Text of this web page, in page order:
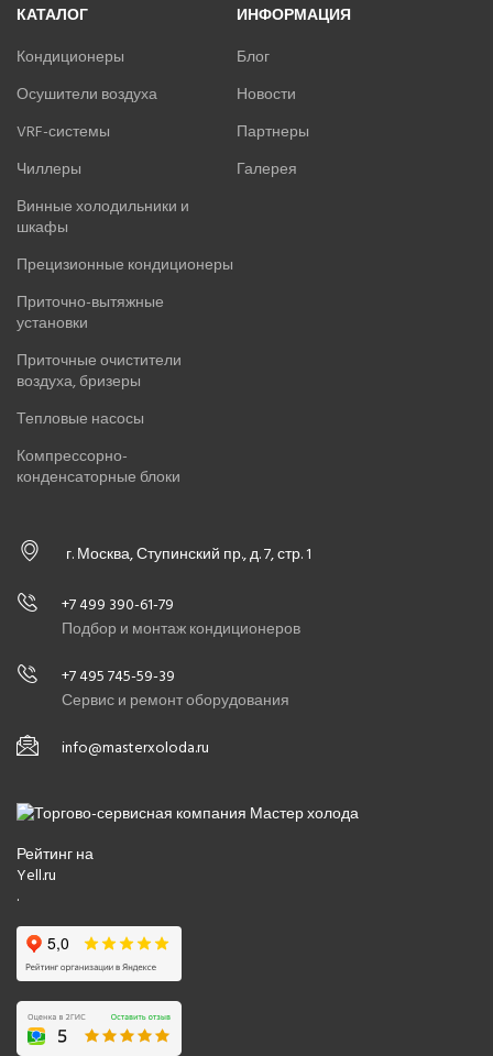
КАТАЛОГ
Кондиционеры
Осушители воздуха
VRF-системы
Чиллеры
Винные холодильники и
шкафы
Прецизионные кондиционеры
Приточно-вытяжные
установки
Приточные очистители
воздуха, бризеры
Тепловые насосы
Компрессорно-
конденсаторные блоки
ИНФОРМАЦИЯ
Блог
Новости
Партнеры
Галерея
г. Москва, Ступинский пр., д. 7, стр. 1
+7 499 390-61-79
Подбор и монтаж кондиционеров
+7 495 745-59-39
Сервис и ремонт оборудования
info@masterxoloda.ru
Рейтинг на
Yell.ru
.